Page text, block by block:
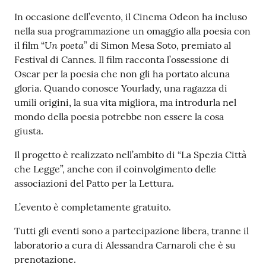
In occasione dell’evento, il Cinema Odeon ha incluso
nella sua programmazione un omaggio alla poesia con
il film “Un poeta” di Simon Mesa Soto, premiato al
Festival di Cannes. Il film racconta l’ossessione di
Oscar per la poesia che non gli ha portato alcuna
gloria. Quando conosce Yourlady, una ragazza di
umili origini, la sua vita migliora, ma introdurla nel
mondo della poesia potrebbe non essere la cosa
giusta.
Il progetto è realizzato nell’ambito di “La Spezia Città
che Legge”, anche con il coinvolgimento delle
associazioni del Patto per la Lettura.
L’evento è completamente gratuito.
Tutti gli eventi sono a partecipazione libera, tranne il
laboratorio a cura di Alessandra Carnaroli che è su
prenotazione.